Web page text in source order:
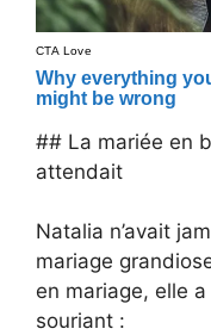
## La mariée en
attendait
Natalia n’avait
mariage
en mariage, elle
souriant :